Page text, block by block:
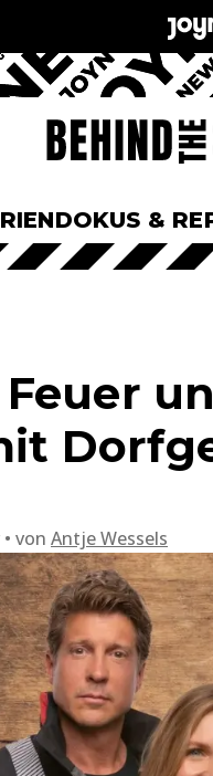
DOKUS &
von Antje Wessels